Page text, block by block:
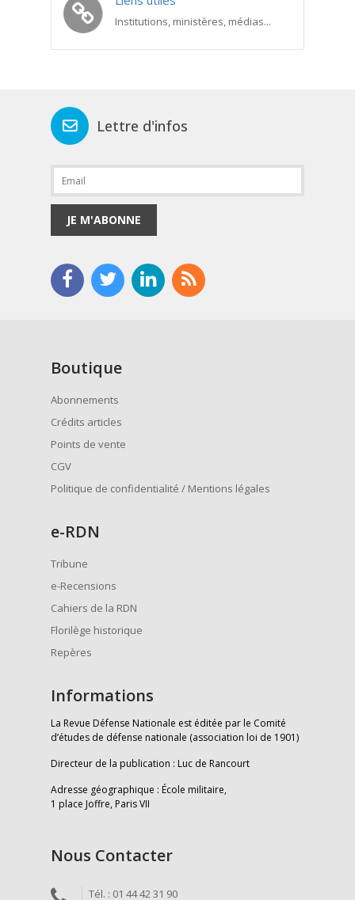
Institutions, ministères, médias...
Lettre d'infos
JE M'ABONNE
Boutique
Abonnements
Crédits articles
Points de vente
CGV
Politique de confidentialité / Mentions légales
e-RDN
Tribune
e-Recensions
Cahiers de la RDN
Florilège historique
Repères
Informations
La Revue Défense Nationale est éditée par le Comité
d’études de défense nationale (association loi de 1901)
Directeur de la publication : Luc de Rancourt
Adresse géographique : École militaire,
1 place Joffre, Paris VII
Nous Contacter
Tél. : 01 44 42 31 90